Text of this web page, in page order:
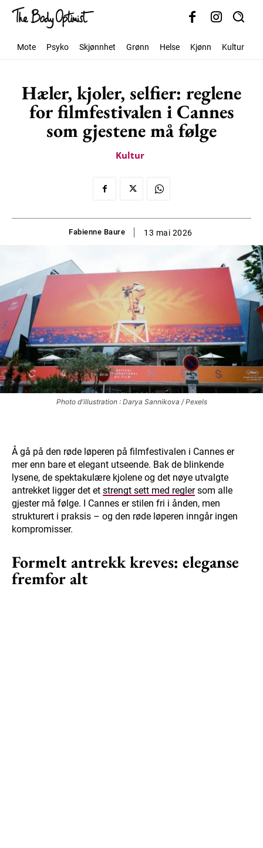
Mote Psyko Skjønnhet Grønn Helse Kjønn Kultur
Hæler, kjoler, selfier: reglene
for filmfestivalen i Cannes
som gjestene må følge
Kultur
Fabienne Baure 13 mai 2026
Photo d'illustration : Darya Sannikova / Pexels
Å gå på den røde løperen på filmfestivalen i Cannes er
mer enn bare et elegant utseende. Bak de blinkende
lysene, de spektakulære kjolene og det nøye utvalgte
antrekket ligger det et strengt sett med reglersom alle
gjester må følge. I Cannes er stilen fri i ånden, men
strukturert i praksis – og den røde løperen inngår ingen
kompromisser.
Formelt antrekk kreves: eleganse
fremfor alt